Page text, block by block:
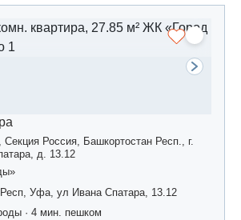
Россия, Башкортостан Респ., г.
д. 13.12
Уфа, ул Ивана Спатара, 13.12
· 4 мин. пешком